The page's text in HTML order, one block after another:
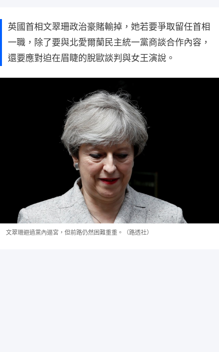
英國首相文翠珊政治豪賭輸掉，她若要爭取留任首相
一職，除了要與北愛爾蘭民主統一黨商談合作內容，
還要應對迫在眉睫的脫歐談判與女王演說。
文翠珊避過黨內逼宮，但前路仍然困難重重。（路透社）